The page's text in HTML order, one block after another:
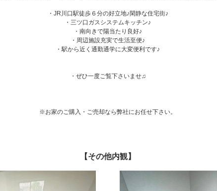
・JR川口駅徒歩６分の好立地♪閑静な住宅街♪
・三ツ口ガスシステムキッチン♪
・南向きで陽当たり良好♪
・周辺施設充実で生活至便♪
・駅から近く通勤通学に大変便利です♪
・ぜひ一度ご覧下さいませ♫
※お家のご購入・ご売却なら弊社にお任せ下さい。
【その他内観】